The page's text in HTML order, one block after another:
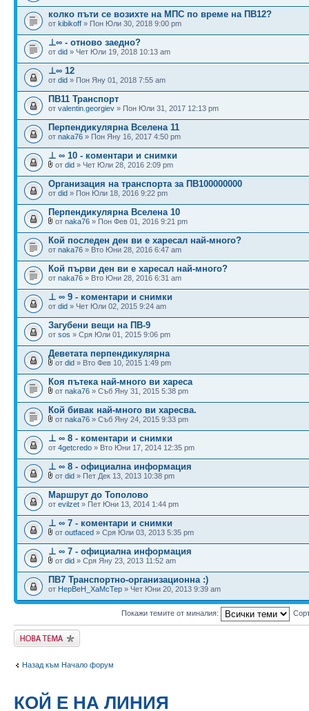
колко пъти се возихте на МПС по време на ПВ12?
от kibikoff » Пон Юли 30, 2018 9:00 pm
⊥∞ - отново заедно?
от did » Чет Юли 19, 2018 10:13 am
⊥∞ 12
от did » Пон Яну 01, 2018 7:55 am
ПВ11 Транспорт
от valentin.georgiev » Пон Юли 31, 2017 12:13 pm
Перпендикулярна Вселена 11
от naka76 » Пон Яну 16, 2017 4:50 pm
⊥ ∞ 10 - коментари и снимки
от did » Чет Юли 28, 2016 2:09 pm
Организация на транспорта за ПВ100000000
от did » Пон Юли 18, 2016 9:22 pm
Перпендикулярна Вселена 10
от naka76 » Пон Фев 01, 2016 9:21 pm
Кой последен ден ви е харесал най-много?
от naka76 » Вто Юни 28, 2016 6:47 am
Кой първи ден ви е харесал най-много?
от naka76 » Вто Юни 28, 2016 6:31 am
⊥ ∞ 9 - коментари и снимки
от did » Чет Юли 02, 2015 9:24 am
Загубени вещи на ПВ-9
от sos » Сря Юли 01, 2015 9:06 pm
Деветата перпендикулярна
от did » Вто Фев 10, 2015 1:49 pm
Коя пътека най-много ви хареса
от naka76 » Съб Яну 31, 2015 5:38 pm
Кой бивак най-много ви харесва.
от naka76 » Съб Яну 24, 2015 9:33 pm
⊥ ∞ 8 - коментари и снимки
от 4getcredo » Вто Юни 17, 2014 12:35 pm
⊥ ∞ 8 - официална информация
от did » Пет Дек 13, 2013 10:38 pm
Маршрут до Тополово
от evilzet » Пет Юни 13, 2014 1:44 pm
⊥ ∞ 7 - коментари и снимки
от outfaced » Сря Юли 03, 2013 5:35 pm
⊥ ∞ 7 - официална информация
от did » Сря Яну 23, 2013 11:52 am
ПВ7 Транспортно-организационна :)
от HepBeH_XaMcTep » Чет Юни 20, 2013 9:39 am
Покажи темите от миналия:
Публикувай нова
тема
Назад към Начало форум
КОЙ Е НА ЛИНИЯ